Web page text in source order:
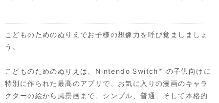
こどものためのぬりえでお子様の想像力を呼び覚ましましょ
う。
こどものためのぬりえは、Nintendo Switch™ の子供向けに
特別に作られた最高のアプリで、お気に入りの漫画のキャラ
クターの絵から風景画まで、シンプル、普通、そして本格的